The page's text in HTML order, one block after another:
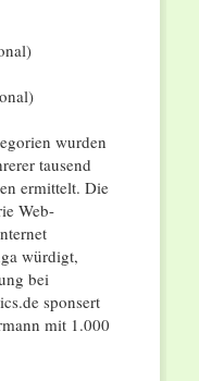
wurden
tausend
ermittelt. Die
Web-
würdigt,
bei
sponsert
mit 1.000